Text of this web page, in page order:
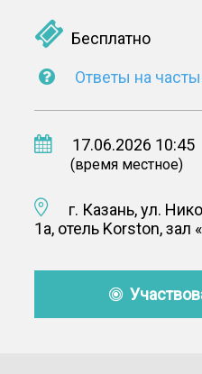
Бесплатно
Ответы на
17.06.2026 10:45
(время местное)
г. Казань, ул.
1а, отель Korston, зал